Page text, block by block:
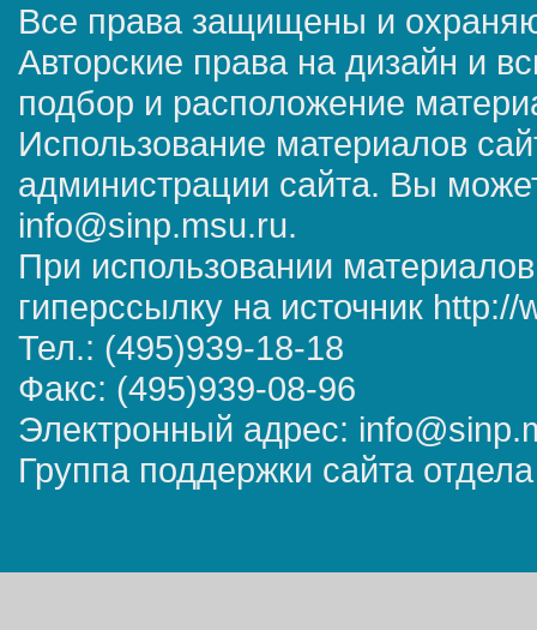
Все права защищены и
Авторские права на дизайн и
подбор и расположение
Использование материалов
администрации сайта. Вы
info@sinp.msu.ru.
При использовании
гиперссылку на источник
Тел.: (495)939-18-18
Факс: (495)939-08-96
Электронный адрес:
Группа поддержки сайта